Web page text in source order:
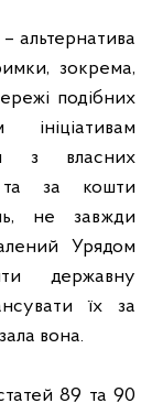
альтернатива
зокрема,
подібних
ініціативам
з власних
та за кошти
не завжди
Урядом
державну
їх за
вона.
89 та 90